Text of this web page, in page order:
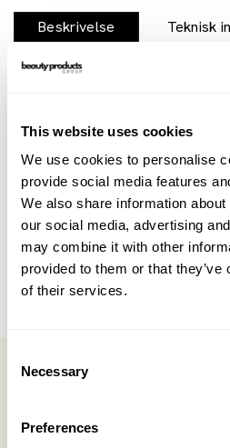
This website uses cookies
We use cookies to personalise
provide social media features
We also share information
our social media, advertising
may combine it with other
provided to them or that
of their services.
Selection
Necessary
Preferences
Beskrivelse Teknisk
Brukerveiledning
porer.
andre kan bli for mye.
Husk at glykolsyre har en
korneocyttene
Er også ideelt til kombinert huden
Nøkkelingredienser:
- Glykolsyre